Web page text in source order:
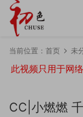
当前位置： 首页 未
此视频只用于网
CC|小燃燃